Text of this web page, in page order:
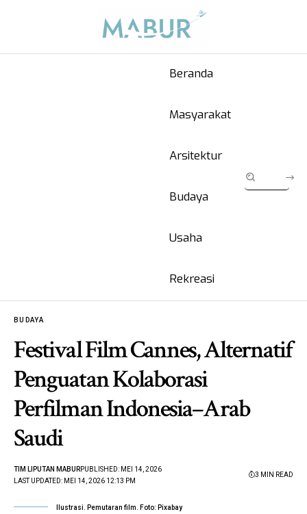
Beranda
Masyarakat
Arsitektur
Budaya
Usaha
Rekreasi
BUDAYA
Festival Film Cannes, Alternatif
Penguatan Kolaborasi
Perfilman Indonesia–Arab
Saudi
LAST UPDATED: MEI 14, 2026 12:13 PM
TIM LIPUTAN MABURPUBLISHED: MEI 14, 2026
3 MIN READ
Ilustrasi. Pemutaran film. Foto: Pixabay